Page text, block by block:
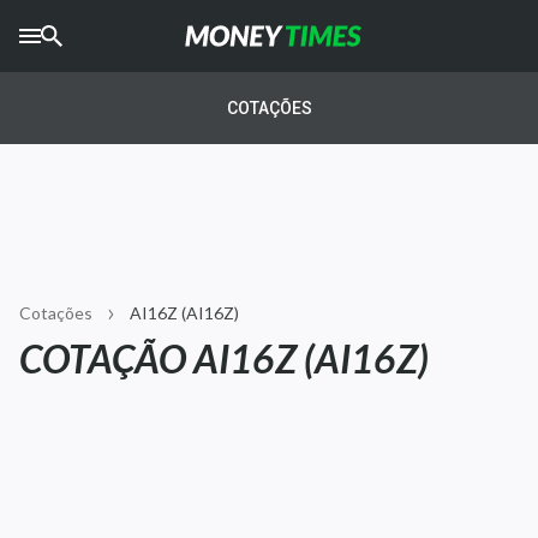
AGROTIMES
Newsletters
Money Trader
COTAÇÕES
Cotações AI16Z (AI16Z)
COTAÇÃO AI16Z (AI16Z)